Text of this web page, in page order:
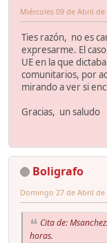
Miércoles 09 de Abril de
Ties razón, no es
expresarme. El
UE en la que
comunitarios, por
mirando a ver si
Gracias, un saludo
Boligrafo
Domingo 27 de Abril de
Cita de:
horas.